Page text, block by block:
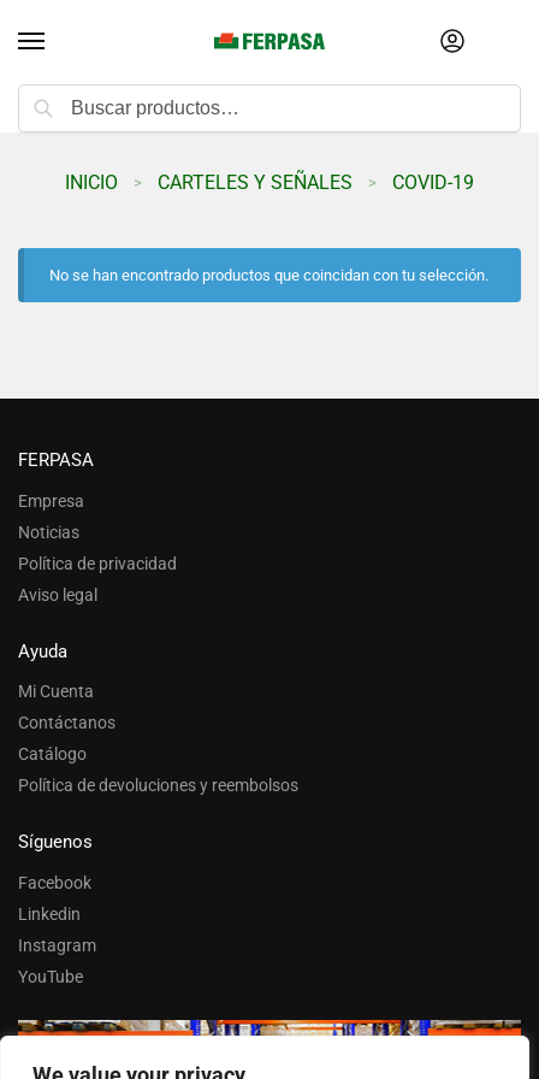
INICIO > CARTELES Y SEÑALES > COVID-19
No se han encontrado productos que coincidan con tu selección.
FERPASA
Empresa
Noticias
Política de privacidad
Aviso legal
Ayuda
Mi Cuenta
Contáctanos
Catálogo
Política de devoluciones y reembolsos
Síguenos
Facebook
Linkedin
Instagram
YouTube